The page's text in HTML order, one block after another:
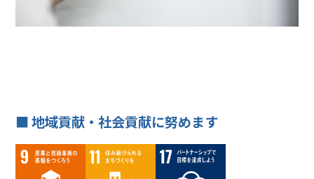
■ 地域貢献・社会貢献に努めます